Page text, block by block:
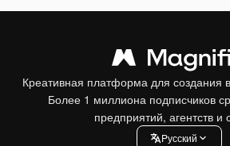
Креативная платформа для создания
Более 1 миллиона подписчиков
предприятий, агентств и
Pусский